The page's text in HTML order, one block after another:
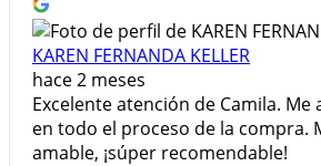
KAREN FERNANDA KELLER
hace 2 meses
​Excelente atención de Camila. Me
en todo el proceso de la compra.
amable, ¡súper recomendable!